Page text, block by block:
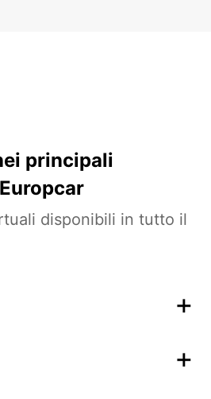
principali
disponibili in tutto il